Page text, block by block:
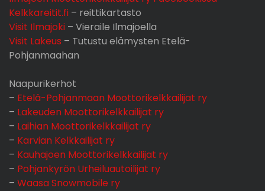
Kelkkareitit.fi – reittikartasto
Visit Ilmajoki – Vieraile Ilmajoella
Visit Lakeus – Tutustu elämysten Etelä-
Pohjanmaahan
Naapurikerhot
– Etelä-Pohjanmaan Moottorikelkkailijat ry
– Lakeuden Moottorikelkkailijat ry
– Laihian Moottorikelkkailijat ry
– Karvian Kelkkailijat ry
– Kauhajoen Moottorikelkkailijat ry
– Pohjankyrön Urheiluautoilijat ry
– Waasa Snowmobile ry